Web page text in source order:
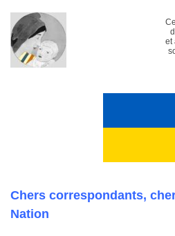
et
Chers correspondants,
Nation